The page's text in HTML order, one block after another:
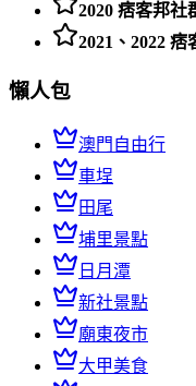
2020 痞客邦社
2021、2022
懶人包
澳門自由行
車埕
田尾
埔里景點
日月潭
新社景點
廟東夜市
大甲美食